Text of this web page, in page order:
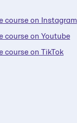
course on Instagram
course on Youtube
course on TikTok